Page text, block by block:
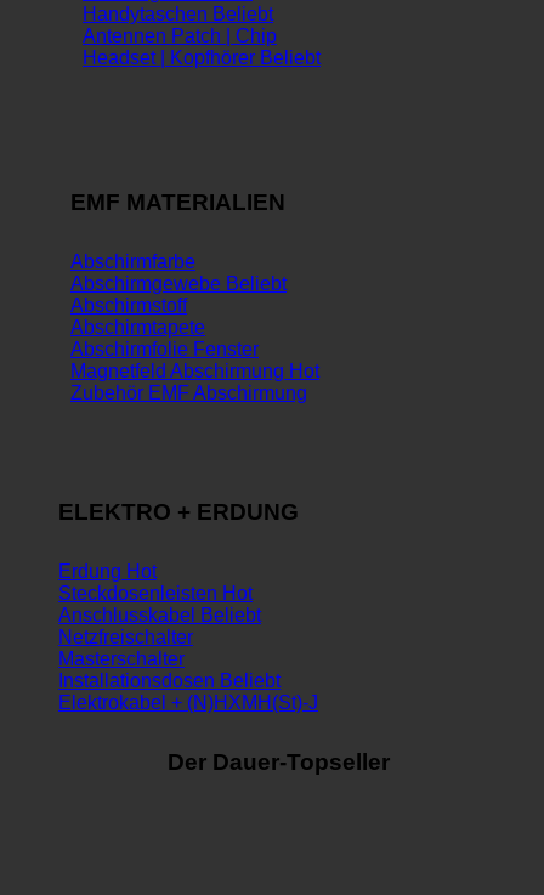
Handytaschen
Antennen Patch | Chip
Headset | Kopfhörer
EMF MATERIALIEN
Abschirmfarbe
Abschirmgewebe
Abschirmstoff
Abschirmtapete
Abschirmfolie Fenster
Magnetfeld Abschirmung
Zubehör EMF Abschirmung
ELEKTRO + ERDUNG
Erdung
Steckdosenleisten
Anschlusskabel
Netzfreischalter
Masterschalter
Installationsdosen
Elektrokabel + (N)HXMH(St)-J
Der Dauer-Topseller